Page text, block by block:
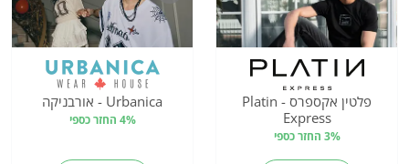
פלטין אקספרס - Platin
Express
3% החזר כספי
Urbanica - אורבניקה
4% החזר כספי